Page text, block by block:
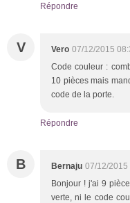
Répondre
V Vero 07/12/2015
Code couleur :
10 pièces mais
code de la porte.
Répondre
B Bernaju 07/12/2015
Bonjour ! j'ai 9
verte, ni le code